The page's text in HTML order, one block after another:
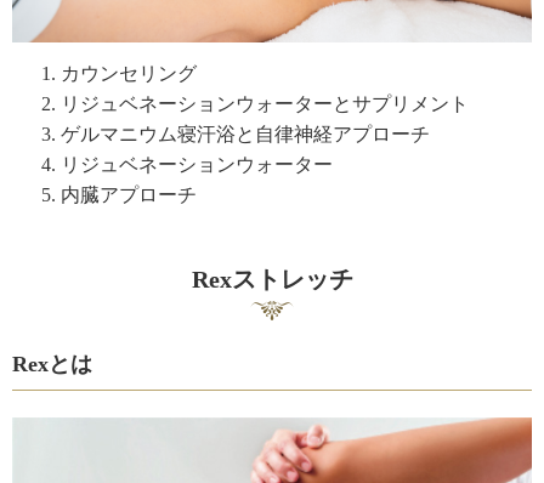
カウンセリング
リジュベネーションウォーターとサプリメント
ゲルマニウム寝汗浴と自律神経アプローチ
リジュベネーションウォーター
内臓アプローチ
Rexストレッチ
Rexとは